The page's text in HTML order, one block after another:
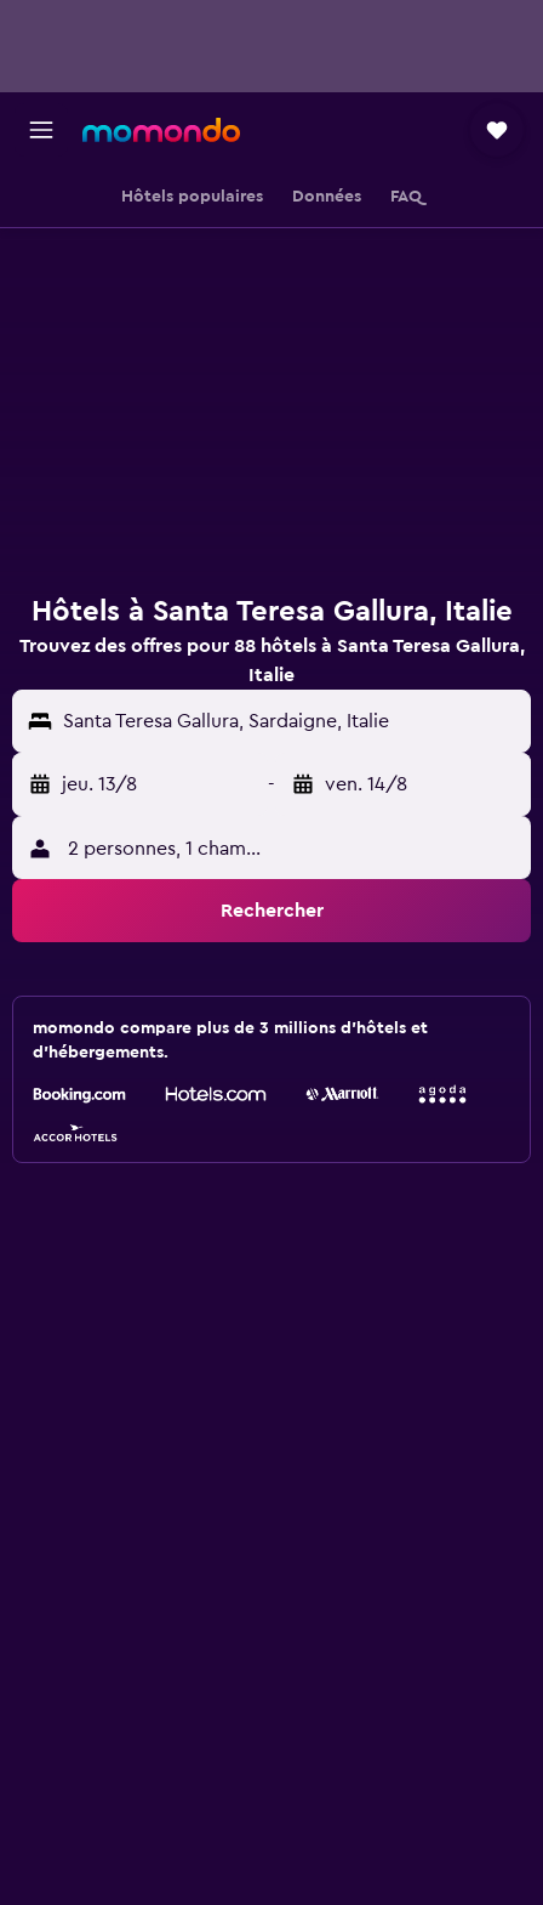
Hôtels populaires Données FAQ
Hôtels à Santa Teresa Gallura, Italie
Trouvez des offres pour 88 hôtels à Santa Teresa Gallura,
Italie
Santa Teresa Gallura, Sardaigne, Italie
jeu. 13/8 - ven. 14/8
2 personnes, 1 chambre
Rechercher
momondo compare plus de 3 millions d'hôtels et
d'hébergements.